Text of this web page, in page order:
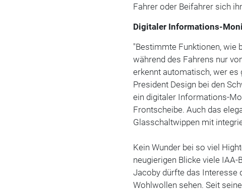
Fahrer oder Beifahrer sich
Digitaler Informations-
"Bestimmte Funktionen, wie
während des Fahrens nur
erkennt automatisch, wer es
President Design bei den
ein digitaler Informations-
Frontscheibe. Auch das
Glasschaltwippen mit
Kein Wunder bei so viel
neugierigen Blicke viele
Jacoby dürfte das Interesse
Wohlwollen sehen. Seit